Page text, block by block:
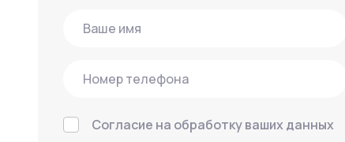
Согласие на обработку ваших данных